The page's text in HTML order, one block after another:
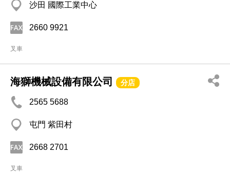
沙田 國際工業中心
2660 9921
叉車
海獅機械設備有限公司 分店
2565 5688
屯門 紫田村
2668 2701
叉車